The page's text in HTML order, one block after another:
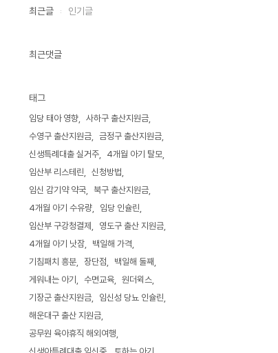
최근글 인기글
최근댓글
태그
임당 태아 영향
사하구 출산지원금
수영구 출산지원금
금정구 출산지원금
신생특례대출 실거주
4개월 아기 탈모
임산부 리스테린
신청방법
임신 감기약 약국
북구 출산지원금
4개월 아기 수유량
임당 인슐린
임산부 구강청결제
영도구 출산 지원금
4개월 아기 낫잠
백일해 가격
기침패치 흥분
장단점
백일해 둘째
게워내는 아기
수면교육
원더윅스
기장군 출산지원금
임신성 당뇨 인슐린
해운대구 출산 지원금
공무원 육아휴직 해외여행